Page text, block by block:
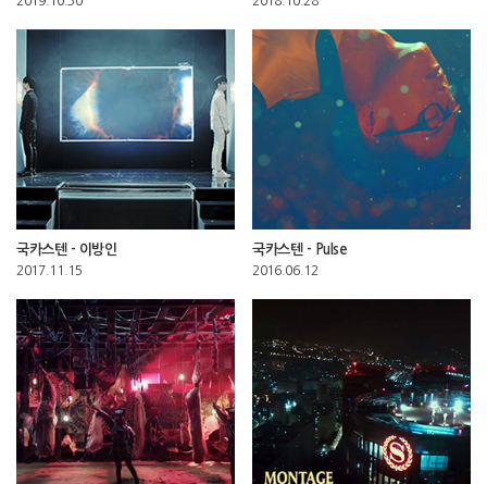
국카스텐 - 이방인
2017.11.15
국카스텐 - Pulse
2016.06.12